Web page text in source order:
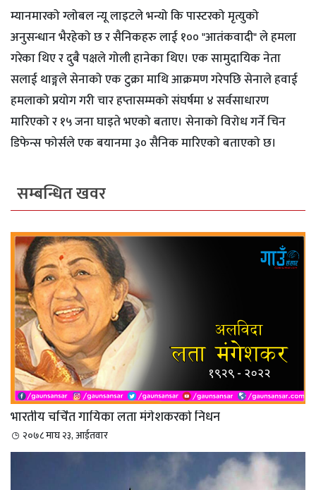
म्यानमारको ग्लोबल न्यू लाइटले भन्यो कि पास्टरको मृत्युको
अनुसन्धान भैरहेको छ र सैनिकहरु लाई १०० "आतंकवादी" ले हमला
गरेका थिए र दुबै पक्षले गोली हानेका थिए। एक सामुदायिक नेता
सलाई थाङ्गले सेनाको एक टुक्रा माथि आक्रमण गरेपछि सेनाले हवाई
हमलाको प्रयोग गरी चार हप्तासम्मको संघर्षमा ४ सर्वसाधारण
मारिएको र १५ जना घाइते भएको बताए। सेनाको विरोध गर्ने चिन
डिफेन्स फोर्सले एक बयानमा ३० सैनिक मारिएको बताएको छ।
सम्बन्धित खवर
भारतीय चर्चित गायिका लता मंगेशकरको निधन
२०७८ माघ २३, आईतवार